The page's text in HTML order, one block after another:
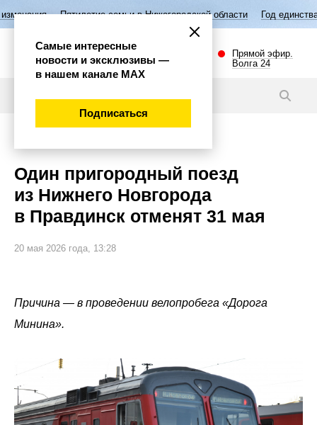
семьи в Нижегородской области Год единства народов
Прямой эфир.
Волга 24
Один пригородный поезд
из Нижнего Новгорода
в Правдинск отменят 31 мая
20 мая 2026 года, 13:28
Причина — в проведении велопробега «Дорога
Минина».
Самые интересные
новости и эксклюзивы —
в нашем канале МАХ
Подписаться